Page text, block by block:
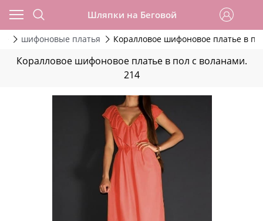
Шляпки на Беговой
шифоновые платья Коралловое шифоновое платье в
Коралловое шифоновое платье в пол с воланами.
214